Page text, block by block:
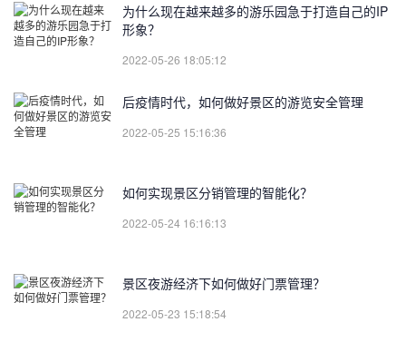
为什么现在越来越多的游乐园急于打造自己的IP
形象？
2022-05-26 18:05:12
后疫情时代，如何做好景区的游览安全管理
2022-05-25 15:16:36
如何实现景区分销管理的智能化？
2022-05-24 16:16:13
景区夜游经济下如何做好门票管理？
2022-05-23 15:18:54